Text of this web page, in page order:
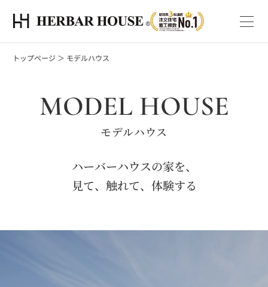
トップページ ＞ モデルハウス
MODEL HOUSE
モデルハウス
ハーバーハウスの家を、
見て、触れて、体験する